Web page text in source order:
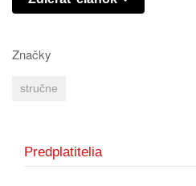
Značky
stručne
Predplatitelia